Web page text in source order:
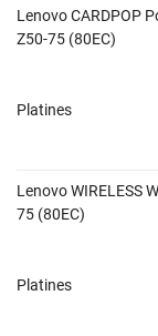
Lenovo CARDPOP
Z50-75 (80EC)
Platines
Lenovo WIRELESS
75 (80EC)
Platines